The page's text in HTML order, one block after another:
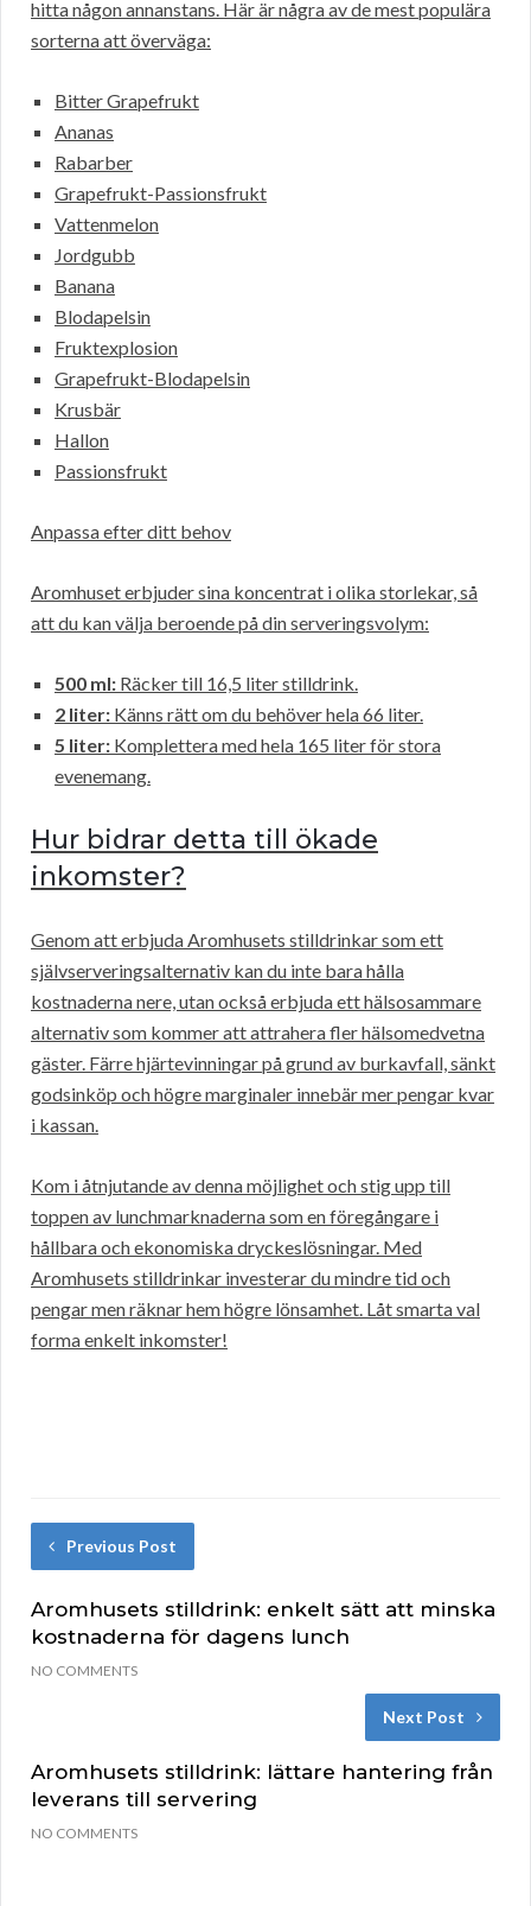
hitta någon annanstans. Här är några av de mest populära
sorterna att överväga:
Bitter Grapefrukt
Ananas
Rabarber
Grapefrukt-Passionsfrukt
Vattenmelon
Jordgubb
Banana
Blodapelsin
Fruktexplosion
Grapefrukt-Blodapelsin
Krusbär
Hallon
Passionsfrukt
Anpassa efter ditt behov
Aromhuset erbjuder sina koncentrat i olika storlekar, så
att du kan välja beroende på din serveringsvolym:
500 ml: Räcker till 16,5 liter stilldrink.
2 liter: Känns rätt om du behöver hela 66 liter.
5 liter: Komplettera med hela 165 liter för stora
evenemang.
Hur bidrar detta till ökade
inkomster?
Genom att erbjuda Aromhusets stilldrinkar som ett
självserveringsalternativ kan du inte bara hålla
kostnaderna nere, utan också erbjuda ett hälsosammare
alternativ som kommer att attrahera fler hälsomedvetna
gäster. Färre hjärtevinningar på grund av burkavfall, sänkt
godsinköp och högre marginaler innebär mer pengar kvar
i kassan.
Kom i åtnjutande av denna möjlighet och stig upp till
toppen av lunchmarknaderna som en föregångare i
hållbara och ekonomiska dryckeslösningar. Med
Aromhusets stilldrinkar investerar du mindre tid och
pengar men räknar hem högre lönsamhet. Låt smarta val
forma enkelt inkomster!
Previous Post
Aromhusets stilldrink: enkelt sätt att minska
kostnaderna för dagens lunch
NO COMMENTS
Next Post
Aromhusets stilldrink: lättare hantering från
leverans till servering
NO COMMENTS